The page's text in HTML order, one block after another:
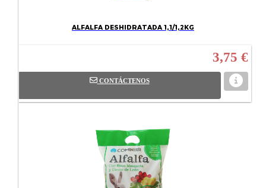
ALFALFA DESHIDRATADA 1,1/1,2KG
3,75 €
CONTÁCTENOS